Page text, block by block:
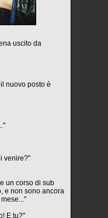
uscito da
nuovo posto è
venire?"
un corso di sub
e non sono ancora
E tu?"